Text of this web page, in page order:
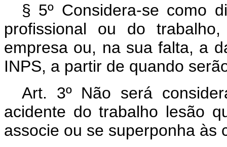
§ 5º Considera-se como
profissional ou do
empresa ou, na sua falta, a
INPS, a partir de quando
Art. 3º Não será
acidente do trabalho lesão
associe ou se superponha às